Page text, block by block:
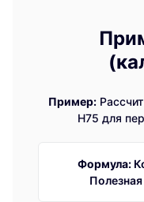
Пример:
Н75 для
Формула: